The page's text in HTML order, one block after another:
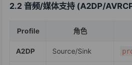
2.2 音频/媒体支持 (A2DP/
Profile 角色
A2DP Source/Sink